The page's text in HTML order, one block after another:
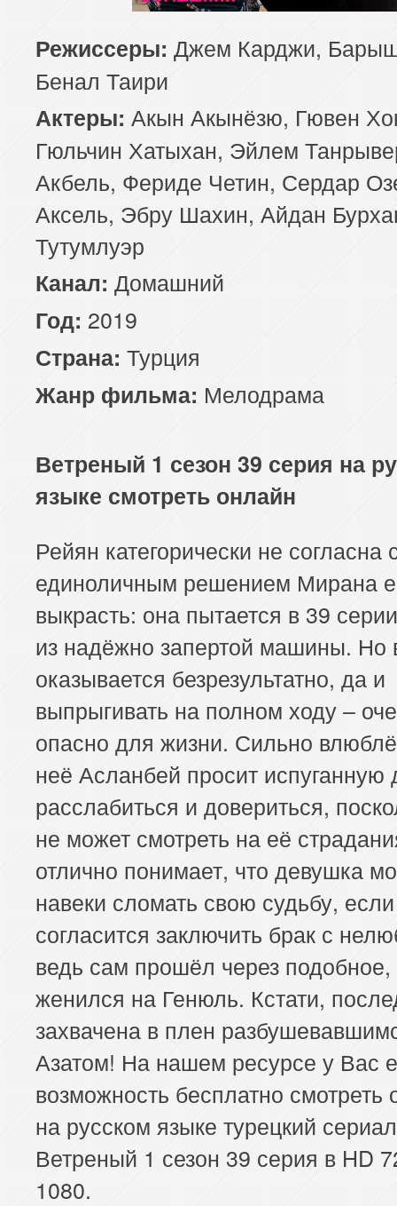
Режиссеры: Джем Карджи,
Бенал Таири
Актеры: Акын Акынёзю, Гювен
Гюльчин Хатыхан, Эйлем
Акбель, Фериде Четин, Сердар
Аксель, Эбру Шахин, Айдан
Тутумлуэр
Канал: Домашний
Год: 2019
Страна: Турция
Жанр фильма: Мелодрама
Ветреный 1 сезон 39 серия на
языке смотреть онлайн
Рейян категорически не согласна
единоличным решением Мирана
выкрасть: она пытается в 39
из надёжно запертой машины. Но
оказывается безрезультатно, да и
выпрыгивать на полном ходу –
опасно для жизни. Сильно
неё Асланбей просит испуганную
расслабиться и довериться,
не может смотреть на её
отлично понимает, что девушка
навеки сломать свою судьбу, если
согласится заключить брак с
ведь сам прошёл через подобное,
женился на Генюль. Кстати,
захвачена в плен
Азатом! На нашем ресурсе у Вас
возможность бесплатно смотреть
на русском языке турецкий сериал
Ветреный 1 сезон 39 серия в HD
1080.